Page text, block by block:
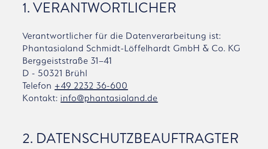
1. VERANTWORTLICHER
Verantwortlicher für die Datenverarbeitung ist:
Phantasialand Schmidt-Löffelhardt GmbH & Co. KG
Berggeiststraße 31–41
D - 50321 Brühl
Telefon +49 2232 36-600
Kontakt: info@phantasialand.de
2. DATENSCHUTZBEAUFTRAGTER